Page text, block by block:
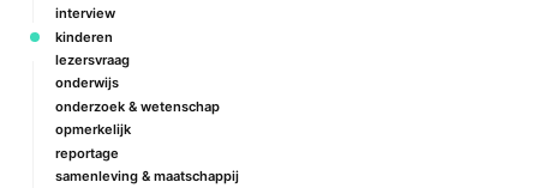
interview
kinderen
lezersvraag
onderwijs
onderzoek & wetenschap
opmerkelijk
reportage
samenleving & maatschappij